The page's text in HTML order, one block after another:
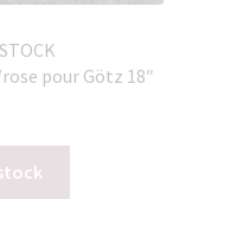
pour Götz 18″